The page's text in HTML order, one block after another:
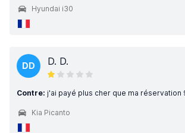
Hyundai i30
DD D. D.
Contre: j'ai payé plus cher que ma réservation
Kia Picanto